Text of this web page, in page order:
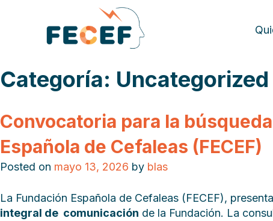
Categoría: Uncategorized
Convocatoria para la
Española de Cefaleas (FECEF)
Posted on mayo 13, 2026 by blas
La Fundación Española de Cefaleas (FECEF),
integral de comunicación de la Fundación. La